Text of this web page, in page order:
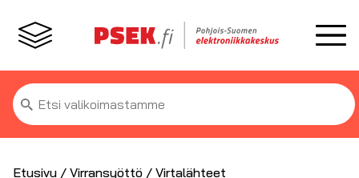
Etsi:
Etusivu / Virransyöttö / Virtalähteet